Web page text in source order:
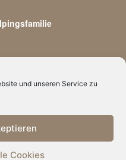
und unseren Service zu
Cookies
(EU)